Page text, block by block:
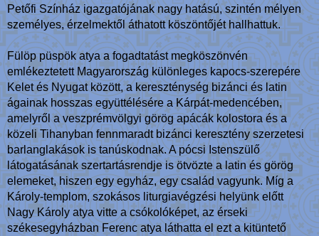
Petőfi Színház igazgatójának nagy hatású, szintén mélyen
személyes, érzelmektől áthatott köszöntőjét hallhattuk.
Fülöp püspök atya a fogadtatást megköszönvén
emlékeztetett Magyarország különleges kapocs-szerepére
Kelet és Nyugat között, a kereszténység bizánci és latin
ágainak hosszas együttélésére a Kárpát-medencében,
amelyről a veszprémvölgyi görög apácák kolostora és a
közeli Tihanyban fennmaradt bizánci keresztény szerzetesi
barlanglakások is tanúskodnak. A pócsi Istenszülő
látogatásának szertartásrendje is ötvözte a latin és görög
elemeket, hiszen egy egyház, egy család vagyunk. Míg a
Károly-templom, szokásos liturgiavégzési helyünk előtt
Nagy Károly atya vitte a csókolóképet, az érseki
székesegyházban Ferenc atya láthatta el ezt a kitüntető